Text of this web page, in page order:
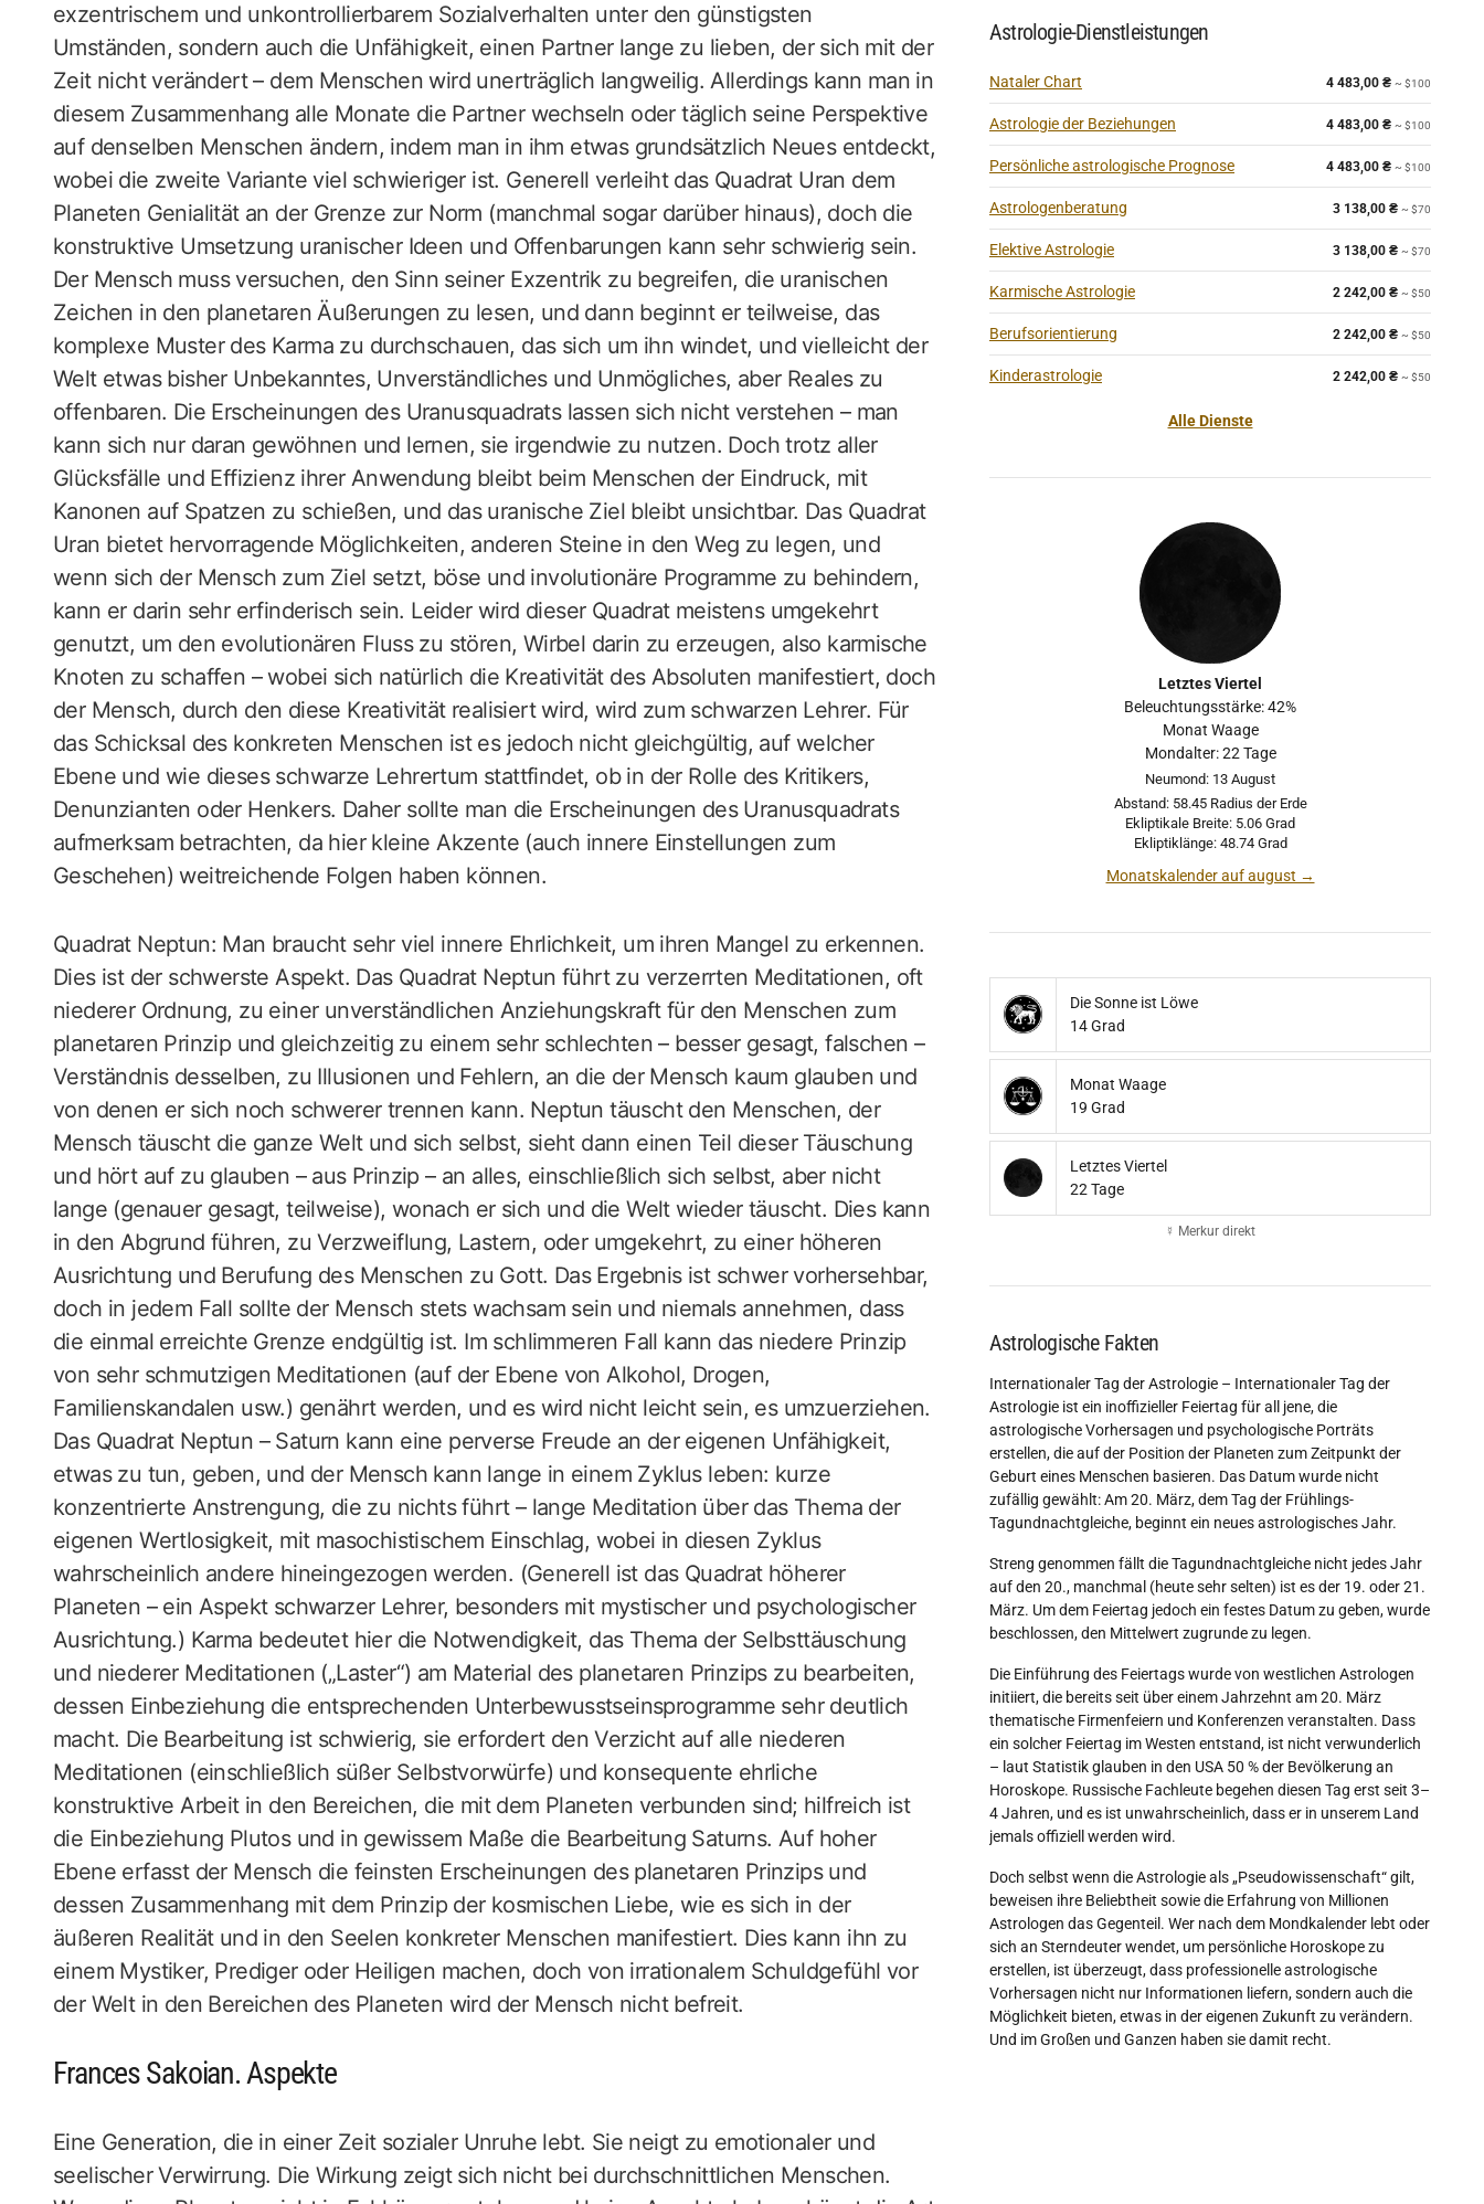
exzentrischem und unkontrollierbarem Sozialverhalten unter den günstigsten
Umständen, sondern auch die Unfähigkeit, einen Partner lange zu lieben, der sich mit der
Zeit nicht verändert – dem Menschen wird unerträglich langweilig. Allerdings kann man in
diesem Zusammenhang alle Monate die Partner wechseln oder täglich seine Perspektive
auf denselben Menschen ändern, indem man in ihm etwas grundsätzlich Neues entdeckt,
wobei die zweite Variante viel schwieriger ist. Generell verleiht das Quadrat Uran dem
Planeten Genialität an der Grenze zur Norm (manchmal sogar darüber hinaus), doch die
konstruktive Umsetzung uranischer Ideen und Offenbarungen kann sehr schwierig sein.
Der Mensch muss versuchen, den Sinn seiner Exzentrik zu begreifen, die uranischen
Zeichen in den planetaren Äußerungen zu lesen, und dann beginnt er teilweise, das
komplexe Muster des Karma zu durchschauen, das sich um ihn windet, und vielleicht der
Welt etwas bisher Unbekanntes, Unverständliches und Unmögliches, aber Reales zu
offenbaren. Die Erscheinungen des Uranusquadrats lassen sich nicht verstehen – man
kann sich nur daran gewöhnen und lernen, sie irgendwie zu nutzen. Doch trotz aller
Glücksfälle und Effizienz ihrer Anwendung bleibt beim Menschen der Eindruck, mit
Kanonen auf Spatzen zu schießen, und das uranische Ziel bleibt unsichtbar. Das Quadrat
Uran bietet hervorragende Möglichkeiten, anderen Steine in den Weg zu legen, und
wenn sich der Mensch zum Ziel setzt, böse und involutionäre Programme zu behindern,
kann er darin sehr erfinderisch sein. Leider wird dieser Quadrat meistens umgekehrt
genutzt, um den evolutionären Fluss zu stören, Wirbel darin zu erzeugen, also karmische
Knoten zu schaffen – wobei sich natürlich die Kreativität des Absoluten manifestiert, doch
der Mensch, durch den diese Kreativität realisiert wird, wird zum schwarzen Lehrer. Für
das Schicksal des konkreten Menschen ist es jedoch nicht gleichgültig, auf welcher
Ebene und wie dieses schwarze Lehrertum stattfindet, ob in der Rolle des Kritikers,
Denunzianten oder Henkers. Daher sollte man die Erscheinungen des Uranusquadrats
aufmerksam betrachten, da hier kleine Akzente (auch innere Einstellungen zum
Geschehen) weitreichende Folgen haben können.
Quadrat Neptun: Man braucht sehr viel innere Ehrlichkeit, um ihren Mangel zu erkennen.
Dies ist der schwerste Aspekt. Das Quadrat Neptun führt zu verzerrten Meditationen, oft
niederer Ordnung, zu einer unverständlichen Anziehungskraft für den Menschen zum
planetaren Prinzip und gleichzeitig zu einem sehr schlechten – besser gesagt, falschen –
Verständnis desselben, zu Illusionen und Fehlern, an die der Mensch kaum glauben und
von denen er sich noch schwerer trennen kann. Neptun täuscht den Menschen, der
Mensch täuscht die ganze Welt und sich selbst, sieht dann einen Teil dieser Täuschung
und hört auf zu glauben – aus Prinzip – an alles, einschließlich sich selbst, aber nicht
lange (genauer gesagt, teilweise), wonach er sich und die Welt wieder täuscht. Dies kann
in den Abgrund führen, zu Verzweiflung, Lastern, oder umgekehrt, zu einer höheren
Ausrichtung und Berufung des Menschen zu Gott. Das Ergebnis ist schwer vorhersehbar,
doch in jedem Fall sollte der Mensch stets wachsam sein und niemals annehmen, dass
die einmal erreichte Grenze endgültig ist. Im schlimmeren Fall kann das niedere Prinzip
von sehr schmutzigen Meditationen (auf der Ebene von Alkohol, Drogen,
Familienskandalen usw.) genährt werden, und es wird nicht leicht sein, es umzuerziehen.
Das Quadrat Neptun – Saturn kann eine perverse Freude an der eigenen Unfähigkeit,
etwas zu tun, geben, und der Mensch kann lange in einem Zyklus leben: kurze
konzentrierte Anstrengung, die zu nichts führt – lange Meditation über das Thema der
eigenen Wertlosigkeit, mit masochistischem Einschlag, wobei in diesen Zyklus
wahrscheinlich andere hineingezogen werden. (Generell ist das Quadrat höherer
Planeten – ein Aspekt schwarzer Lehrer, besonders mit mystischer und psychologischer
Ausrichtung.) Karma bedeutet hier die Notwendigkeit, das Thema der Selbsttäuschung
und niederer Meditationen („Laster“) am Material des planetaren Prinzips zu bearbeiten,
dessen Einbeziehung die entsprechenden Unterbewusstseinsprogramme sehr deutlich
macht. Die Bearbeitung ist schwierig, sie erfordert den Verzicht auf alle niederen
Meditationen (einschließlich süßer Selbstvorwürfe) und konsequente ehrliche
konstruktive Arbeit in den Bereichen, die mit dem Planeten verbunden sind; hilfreich ist
die Einbeziehung Plutos und in gewissem Maße die Bearbeitung Saturns. Auf hoher
Ebene erfasst der Mensch die feinsten Erscheinungen des planetaren Prinzips und
dessen Zusammenhang mit dem Prinzip der kosmischen Liebe, wie es sich in der
äußeren Realität und in den Seelen konkreter Menschen manifestiert. Dies kann ihn zu
einem Mystiker, Prediger oder Heiligen machen, doch von irrationalem Schuldgefühl vor
der Welt in den Bereichen des Planeten wird der Mensch nicht befreit.
Frances Sakoian. Aspekte
Eine Generation, die in einer Zeit sozialer Unruhe lebt. Sie neigt zu emotionaler und
seelischer Verwirrung. Die Wirkung zeigt sich nicht bei durchschnittlichen Menschen.
Astrologie-Dienstleistungen
Nataler Chart 4 483,00 ₴ ~ $100
Astrologie der Beziehungen 4 483,00 ₴ ~ $100
Persönliche astrologische Prognose 4 483,00 ₴ ~ $100
Astrologenberatung 3 138,00 ₴ ~ $70
Elektive Astrologie 3 138,00 ₴ ~ $70
Karmische Astrologie 2 242,00 ₴ ~ $50
Berufsorientierung 2 242,00 ₴ ~ $50
Kinderastrologie 2 242,00 ₴ ~ $50
Alle Dienste
Letztes Viertel
Beleuchtungsstärke: 42%
Monat Waage
Mondalter: 22 Tage
Neumond: 13 August
Abstand: 58.45 Radius der Erde
Ekliptikale Breite: 5.06 Grad
Ekliptiklänge: 48.74 Grad
Monatskalender auf august →
Die Sonne ist Löwe
14 Grad
Monat Waage
19 Grad
Letztes Viertel
22 Tage
☿ Merkur direkt
Astrologische Fakten
Internationaler Tag der Astrologie – Internationaler Tag der
Astrologie ist ein inoffizieller Feiertag für all jene, die
astrologische Vorhersagen und psychologische Porträts
erstellen, die auf der Position der Planeten zum Zeitpunkt der
Geburt eines Menschen basieren. Das Datum wurde nicht
zufällig gewählt: Am 20. März, dem Tag der Frühlings-
Tagundnachtgleiche, beginnt ein neues astrologisches Jahr.
Streng genommen fällt die Tagundnachtgleiche nicht jedes Jahr
auf den 20., manchmal (heute sehr selten) ist es der 19. oder 21.
März. Um dem Feiertag jedoch ein festes Datum zu geben, wurde
beschlossen, den Mittelwert zugrunde zu legen.
Die Einführung des Feiertags wurde von westlichen Astrologen
initiiert, die bereits seit über einem Jahrzehnt am 20. März
thematische Firmenfeiern und Konferenzen veranstalten. Dass
ein solcher Feiertag im Westen entstand, ist nicht verwunderlich
– laut Statistik glauben in den USA 50 % der Bevölkerung an
Horoskope. Russische Fachleute begehen diesen Tag erst seit 3–
4 Jahren, und es ist unwahrscheinlich, dass er in unserem Land
jemals offiziell werden wird.
Doch selbst wenn die Astrologie als „Pseudowissenschaft“ gilt,
beweisen ihre Beliebtheit sowie die Erfahrung von Millionen
Astrologen das Gegenteil. Wer nach dem Mondkalender lebt oder
sich an Sterndeuter wendet, um persönliche Horoskope zu
erstellen, ist überzeugt, dass professionelle astrologische
Vorhersagen nicht nur Informationen liefern, sondern auch die
Möglichkeit bieten, etwas in der eigenen Zukunft zu verändern.
Und im Großen und Ganzen haben sie damit recht.